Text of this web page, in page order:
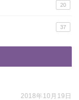
20
37
2018年10月19日